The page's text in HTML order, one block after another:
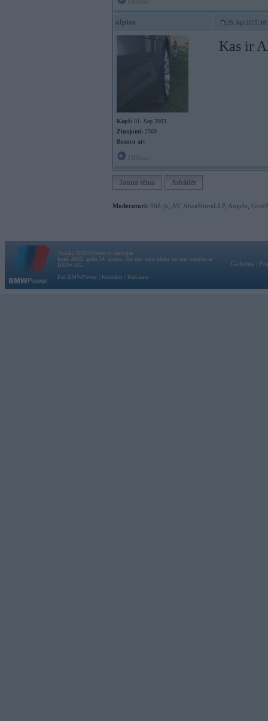
alpins 25. Apr 2025,
Kopš: 01. Sep 2003
Ziņojumi: 2569
Braucu ar:
Kas ir
Jauna tēma Atbildēt
Moderatori: 968-jk AV AiwaShuraLLP, Angelz
Vortāls BMWPower.lv darbojas
kopš 2002. gada 14. maija. Tas nav auto klubs un nav saistīts ar
BMW AG.
Par BMWPower
Kontakti Reklāma
Galvena